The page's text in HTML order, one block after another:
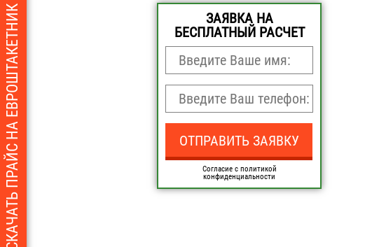
ЗАЯВКА НА
БЕСПЛАТНЫЙ РАСЧЕТ
Согласие с политикой
конфиденциальности
СКАЧАТЬ ПРАЙС НА ЕВРОШТАКЕТНИК